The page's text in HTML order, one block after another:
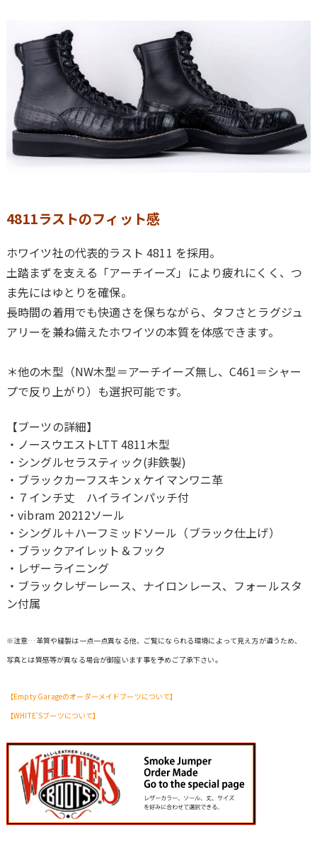
4811ラストのフィット感
ホワイツ社の代表的ラスト4811 を採用。
土踏まずを支える「アーチイーズ」により疲れにくく、つ
ま先にはゆとりを確保。
長時間の着用でも快適さを保ちながら、タフさとラグジュ
アリーを兼ね備えたホワイツの本質を体感できます。
＊他の木型（NW木型＝アーチイーズ無し、C461＝シャー
プで反り上がり）も選択可能です。
【ブーツの詳細】
・ノースウエストLTT 4811木型
・シングルセラスティック(非鉄製)
・ブラックカーフスキン x ケイマンワニ革
・７インチ丈 ハイラインパッチ付
・vibram 20212ソール
・シングル＋ハーフミッドソール（ブラック仕上げ）
・ブラックアイレット＆フック
・レザーライニング
・ブラックレザーレース、ナイロンレース、フォールスタ
ン付属
※注意…革質や縫製は一点一点異なる他、ご覧になられる環境によって見え方が違うため、
写真とは質感等が異なる場合が御座います事を予めご了承下さい。
【Empty Garageのオーダーメイドブーツについて】
【WHITE'Sブーツについて】